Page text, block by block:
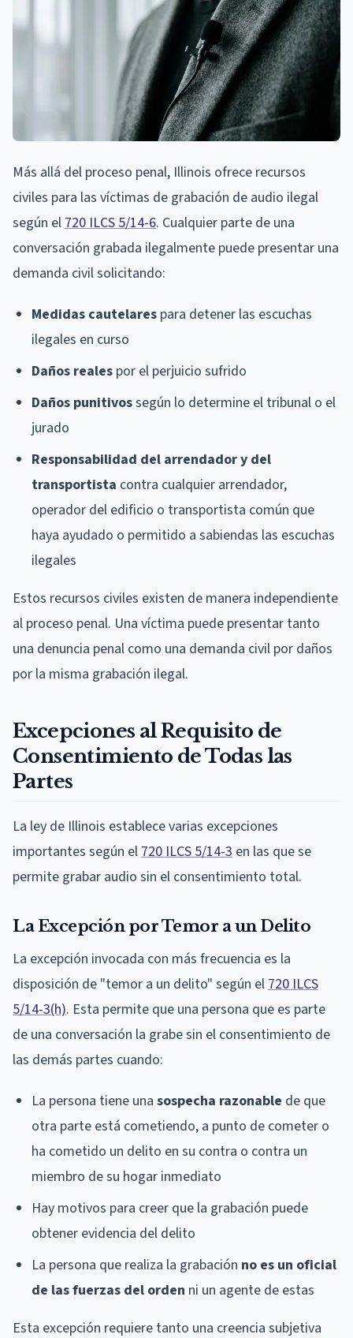
Más allá del proceso penal, Illinois ofrece recursos
civiles para las víctimas de grabación de audio ilegal
según el 720 ILCS 5/14-6. Cualquier parte de una
conversación grabada ilegalmente puede presentar una
demanda civil solicitando:
Medidas cautelares para detener las escuchas
ilegales en curso
Daños reales por el perjuicio sufrido
Daños punitivossegún lo determine el tribunal o el
jurado
Responsabilidad del arrendador y del
transportista contra cualquier arrendador,
operador del edificio o transportista común que
haya ayudado o permitido a sabiendas las escuchas
ilegales
Estos recursos civiles existen de manera independiente
al proceso penal. Una víctima puede presentar tanto
una denuncia penal como una demanda civil por daños
por la misma grabación ilegal.
Excepciones al Requisito de
Consentimiento de Todas las
Partes
La ley de Illinois establece varias excepciones
importantes según el 720 ILCS 5/14-3 en las que se
permite grabar audio sin el consentimiento total.
La Excepción por Temor a un Delito
La excepción invocada con más frecuencia es la
disposición de "temor a un delito" según el 720 ILCS
5/14-3(h). Esta permite que una persona que es parte
de una conversación la grabe sin el consentimiento de
las demás partes cuando:
La persona tiene una sospecha razonable de que
otra parte está cometiendo, a punto de cometer o
ha cometido un delito en su contra o contra un
miembro de su hogar inmediato
Hay motivos para creer que la grabación puede
obtener evidencia del delito
La persona que realiza la grabación no es un oficial
de las fuerzas del orden ni un agente de estas
Esta excepción requiere tanto una creencia subjetiva